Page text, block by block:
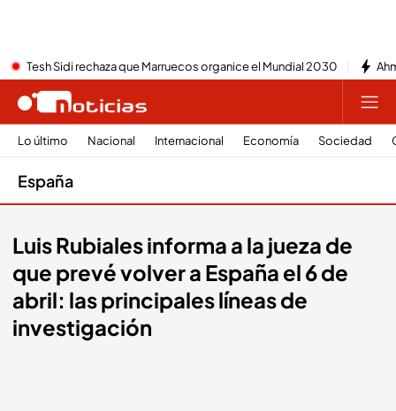
Tesh Sidi rechaza que Marruecos organice el Mundial 2030
Lo último Nacional Internacional Economía Sociedad
España
Luis Rubiales informa a la jueza de
que prevé volver a España el 6 de
abril: las principales líneas de
investigación